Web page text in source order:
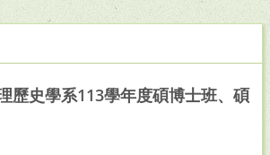
歷史學系113學年度碩博士班、碩